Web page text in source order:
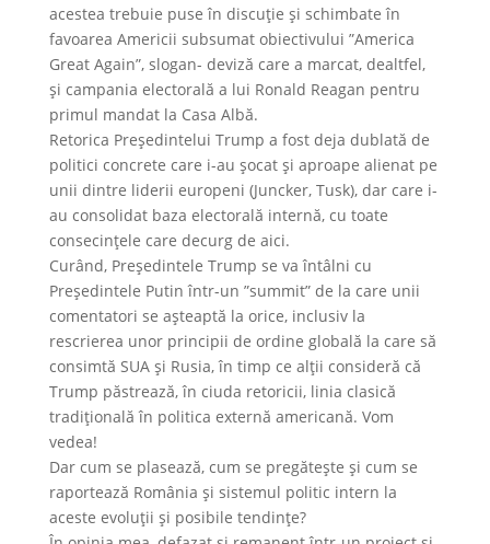
acestea trebuie puse în discuţie şi schimbate în
favoarea Americii subsumat obiectivului ”America
Great Again”, slogan- deviză care a marcat, dealtfel,
şi campania electorală a lui Ronald Reagan pentru
primul mandat la Casa Albă.
Retorica Preşedintelui Trump a fost deja dublată de
politici concrete care i-au şocat şi aproape alienat pe
unii dintre liderii europeni (Juncker, Tusk), dar care i-
au consolidat baza electorală internă, cu toate
consecinţele care decurg de aici.
Curând, Preşedintele Trump se va întâlni cu
Preşedintele Putin într-un ”summit” de la care unii
comentatori se aşteaptă la orice, inclusiv la
rescrierea unor principii de ordine globală la care să
consimtă SUA şi Rusia, în timp ce alţii consideră că
Trump păstrează, în ciuda retoricii, linia clasică
tradiţională în politica externă americană. Vom
vedea!
Dar cum se plasează, cum se pregăteşte şi cum se
raportează România şi sistemul politic intern la
aceste evoluţii şi posibile tendinţe?